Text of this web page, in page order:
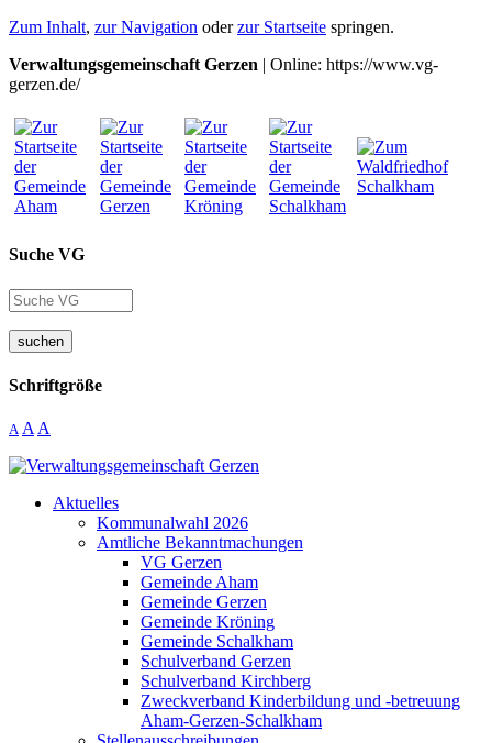
Zum Inhalt, zur Navigation oderzur Startseite springen.
Verwaltungsgemeinschaft Gerzen | Online: https://www.vg-
gerzen.de/
Suche VG
suchen
Schriftgröße
A A A
Aktuelles
Kommunalwahl 2026
Amtliche Bekanntmachungen
VG Gerzen
Gemeinde Aham
Gemeinde Gerzen
Gemeinde Kröning
Gemeinde Schalkham
Schulverband Gerzen
Schulverband Kirchberg
Zweckverband Kinderbildung und -betreuung
Aham-Gerzen-Schalkham